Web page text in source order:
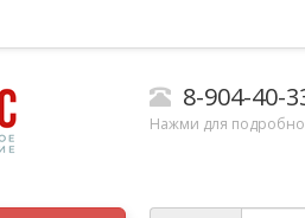
8-904-40-
Нажми для